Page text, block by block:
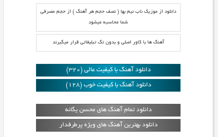
دانلود از موزیک ناب نیم بها ( نصف حجم هر آهنگ ) از حجم مصرفی
شما محاسبه میشود
آهنگ ها با کاور اصلی و بدون تگ تبلیغاتی قرار میگیرند
دانلود آهنگ با کیفیت عالی (320)
دانلود آهنگ با کیفیت خوب (128)
دانلود تمام آهنگ های محسن یگانه
دانلود بهترین آهنگ های ویژه پرطرفدار